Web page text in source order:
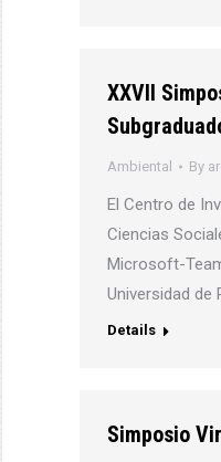
XXVII
Ambiental By
El Centro de
Ciencias
Microsoft-
Universidad de
Details
Simposio